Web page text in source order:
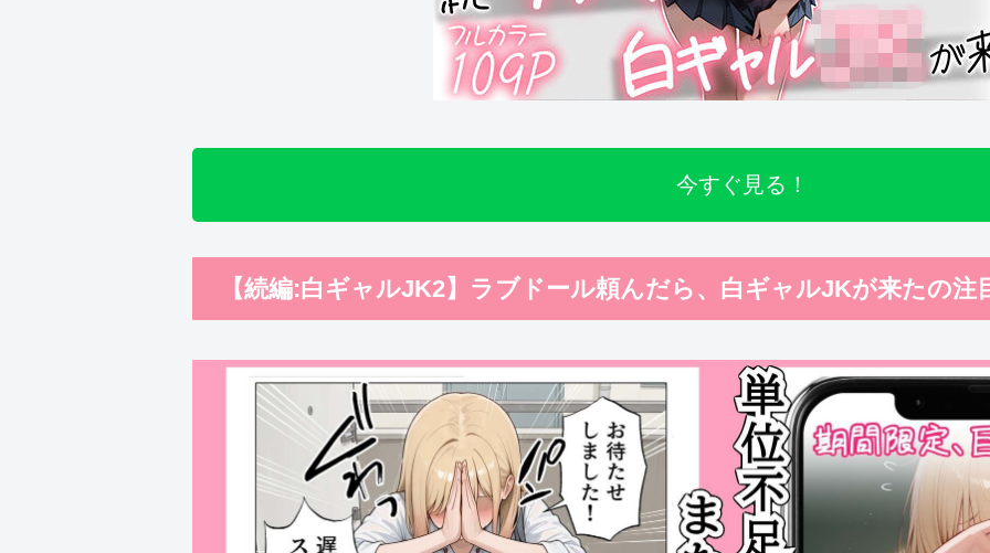
今すぐ見る！
【続編:白ギャルJK2】ラブドール頼んだら、白ギャルJKが来たの注